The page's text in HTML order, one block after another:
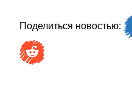
Поделиться новостью: